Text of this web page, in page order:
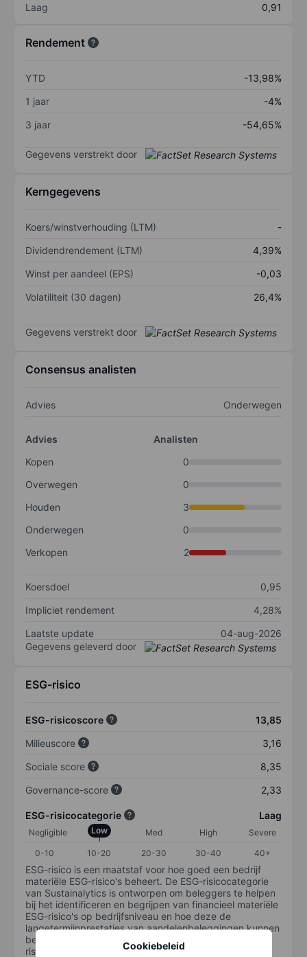
Cookiebeleid
Laag
0,91
Rendement
YTD
-13,98%
1 jaar
-4%
3 jaar
-54,65%
Gegevens verstrekt door
Kerngegevens
Koers/winstverhouding (LTM)
-
Dividendrendement (LTM)
4,39%
Winst per aandeel (EPS)
-0,03
Volatiliteit (30 dagen)
26,4%
Gegevens verstrekt door
Consensus analisten
Advies Onderwegen
Advies
Analisten
Kopen
0
Overwegen
0
Houden
3
Onderwegen
0
Verkopen
2
Koersdoel
0,95
Impliciet rendement
4,28%
Laatste update
04-aug-2026
Gegevens geleverd door
ESG-risico
ESG-risicoscore
13,85
Milieuscore
3,16
Sociale score
8,35
Governance-score
2,33
ESG-risicocategorie Laag
Negligible Low Med High
Severe
0-10
10-20 20-30 30-40 40+
ESG-risico is een maatstaf voor hoe goed een bedrijf
materiële ESG-risico's beheert. De ESG-risicocategorie
van Sustainalytics is ontworpen om beleggers te helpen
bij het identificeren en begrijpen van financieel materiële
ESG-risico's op bedrijfsniveau en hoe deze de
langetermijnprestaties van aandelenbeleggingen kunnen
beïnvloeden. De schaal loopt van 0-100. Hoe lager het
risico, hoe beter (0 staat voor geen risico en 100 voor